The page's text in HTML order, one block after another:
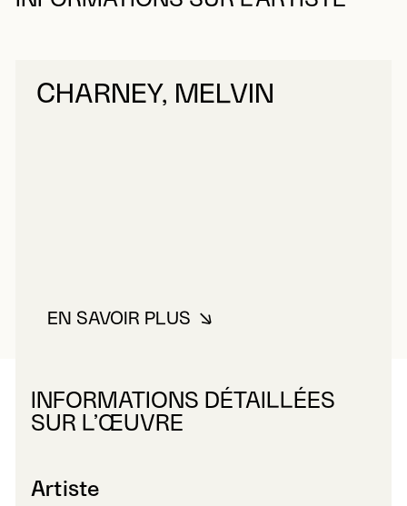
CHARNEY, MELVIN
EN SAVOIR PLUSÀ PROPOS DE CHARNEY,
INFORMATIONS DÉTAILLÉES
SUR L’ŒUVRE
Artiste